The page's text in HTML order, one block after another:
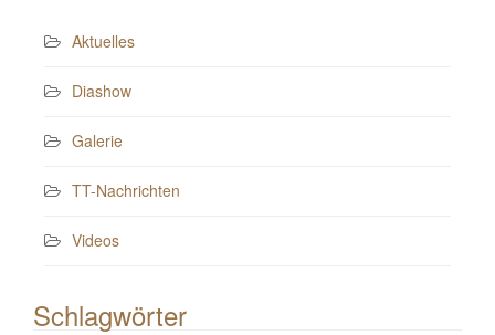
Aktuelles
Diashow
Galerie
TT-Nachrichten
Videos
Schlagwörter